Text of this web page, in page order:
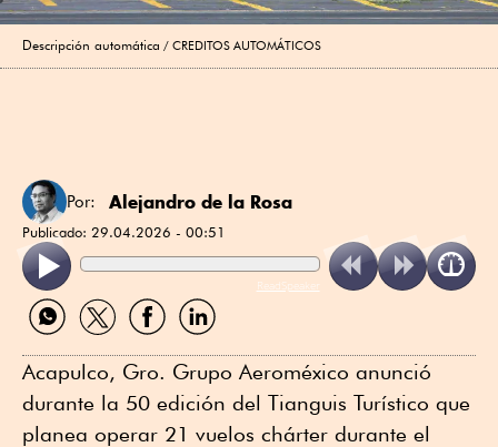
Descripción automática CREDITOS AUTOMÁTICOS
Por: Alejandro de la Rosa
Publicado: 29.04.2026 - 00:51
ReadSpeaker
Compartir
por
Compartir
por
Compartir
por
Compartir
por
Acapulco, Gro. Grupo Aeroméxico anunció
durante la 50 edición del Tianguis Turístico que
planea operar 21 vuelos chárter durante el